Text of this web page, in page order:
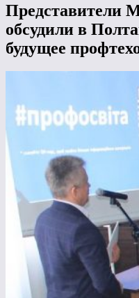
Представители
обсудили в
будущее